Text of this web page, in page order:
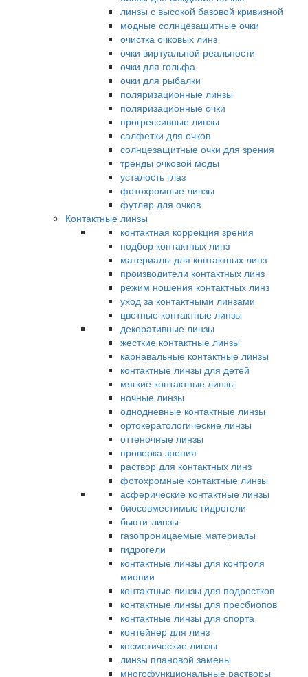
линзы с высокой базовой кривизной
модные солнцезащитные очки
очистка очковых линз
очки виртуальной реальности
очки для гольфа
очки для рыбалки
поляризационные линзы
поляризационные очки
прогрессивные линзы
салфетки для очков
солнцезащитные очки для зрения
тренды очковой моды
усталость глаз
фотохромные линзы
футляр для очков
Контактные линзы
контактная коррекция зрения
подбор контактных линз
материалы для контактных линз
производители контактных линз
режим ношения контактных линз
уход за контактными линзами
цветные контактные линзы
декоративные линзы
жесткие контактные линзы
карнавальные контактные линзы
контактные линзы для детей
мягкие контактные линзы
ночные линзы
однодневные контактные линзы
ортокератологические линзы
оттеночные линзы
проверка зрения
раствор для контактных линз
фотохромные контактные линзы
асферические контактные линзы
биосовместимые гидрогели
бьюти-линзы
газопроницаемые материалы
гидрогели
контактные линзы для контроля
миопии
контактные линзы для подростков
контактные линзы для пресбиопов
контактные линзы для спорта
контейнер для линз
косметические линзы
линзы плановой замены
многофункциональные растворы